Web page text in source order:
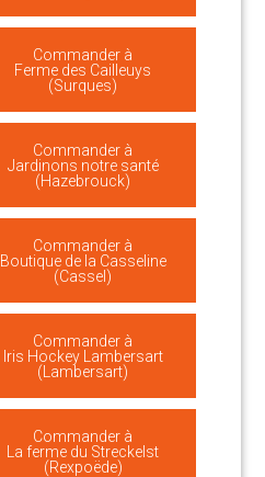
Commander à
Ferme des Cailleuys
(Surques)
Commander à
Jardinons notre santé
(Hazebrouck)
Commander à
Boutique de la Casseline
(Cassel)
Commander à
Iris Hockey Lambersart
(Lambersart)
Commander à
La ferme du Streckelst
(Rexpoëde)